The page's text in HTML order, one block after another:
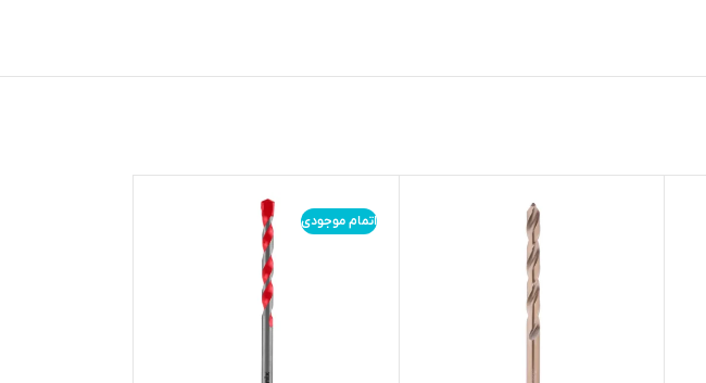
اتمام موجودی